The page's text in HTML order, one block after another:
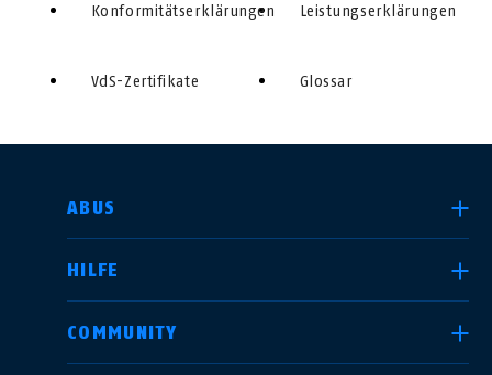
Konformitätserklärungen
VdS-Zertifikate
Leistungserklärungen
Glossar
ABUS
HILFE
COMMUNITY
LAND AUSWÄHLEN
Deutschland